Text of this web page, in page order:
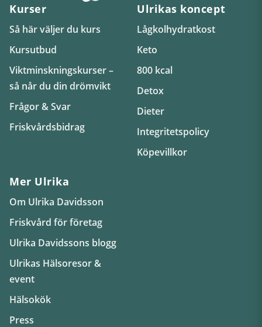
Kurser
Så här väljer du kurs
Kursutbud
Viktminskningskurser –
så når du din drömvikt
Frågor & Svar
Friskvårdsbidrag
Ulrikas koncept
Lågkolhydratkost
Keto
800 kcal
Detox
Dieter
Integritetspolicy
Köpevillkor
Mer Ulrika
Om Ulrika Davidsson
Friskvård för företag
Ulrika Davidssons blogg
Ulrikas Hälsoresor &
event
Hälsokök
Press